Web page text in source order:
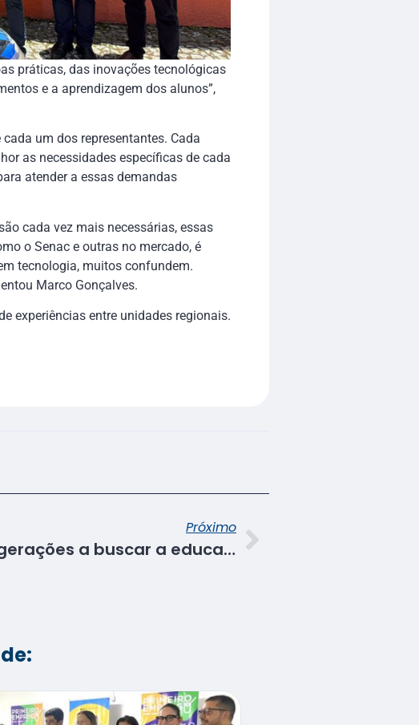
práticas, das inovações tecnológicas
e a aprendizagem dos alunos”,
um dos representantes. Cada
as necessidades específicas de cada
atender a essas demandas
cada vez mais necessárias, essas
o Senac e outras no mercado, é
tecnologia, muitos confundem.
Marco Gonçalves.
experiências entre unidades regionais.
Próximo
Senac inspira gerações a buscar a educação profissionalizante